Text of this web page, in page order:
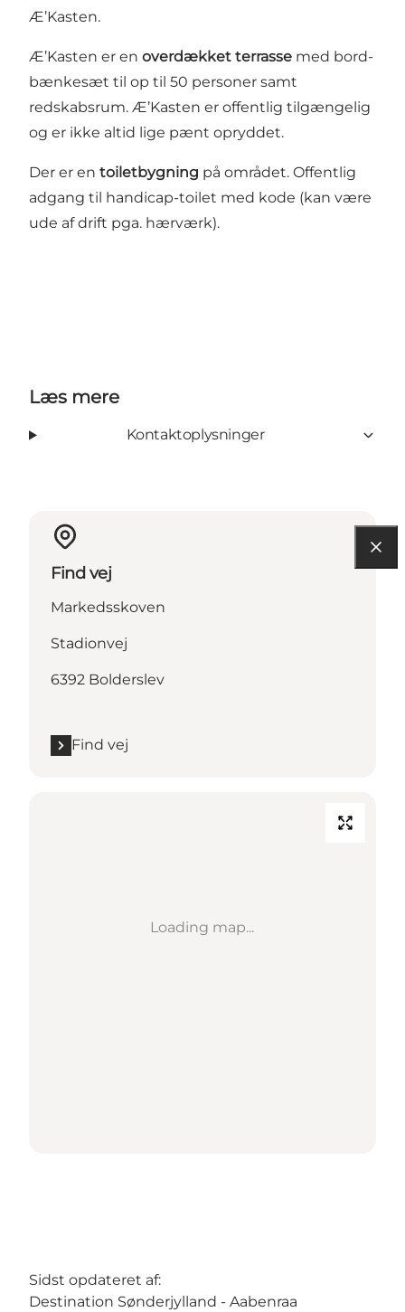
Æ’Kasten.
Æ’Kasten er en overdækket terrasse med bord-
bænkesæt til op til 50 personer samt
redskabsrum. Æ’Kasten er offentlig tilgængelig
og er ikke altid lige pænt opryddet.
Der er en toiletbygning på området. Offentlig
adgang til handicap-toilet med kode (kan være
ude af drift pga. hærværk).
Læs mere
Kontaktoplysninger
Find vej
Markedsskoven
Stadionvej
6392 Bolderslev
Find vej
Loading map...
Sidst opdateret af:
Destination Sønderjylland - Aabenraa